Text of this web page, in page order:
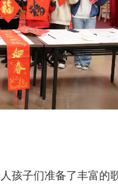
子们准备了丰富的